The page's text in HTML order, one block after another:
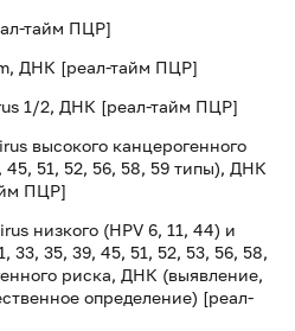
тайм ПЦР]
ДНК [реал-тайм ПЦР]
1/2, ДНК [реал-тайм ПЦР]
высокого канцерогенного
45, 51, 52, 56, 58, 59 типы), ДНК
ПЦР]
низкого (HPV 6, 11, 44) и
33, 35, 39, 45, 51, 52, 53, 56, 58,
риска, ДНК (выявление,
определение) [реал-